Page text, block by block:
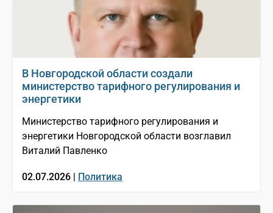
В Новгородской области создали
министерство тарифного регулирования и
энергетики
Министерство тарифного регулирования и
энергетики Новгородской области возглавил
Виталий Павленко
02.07.2026 | Политика